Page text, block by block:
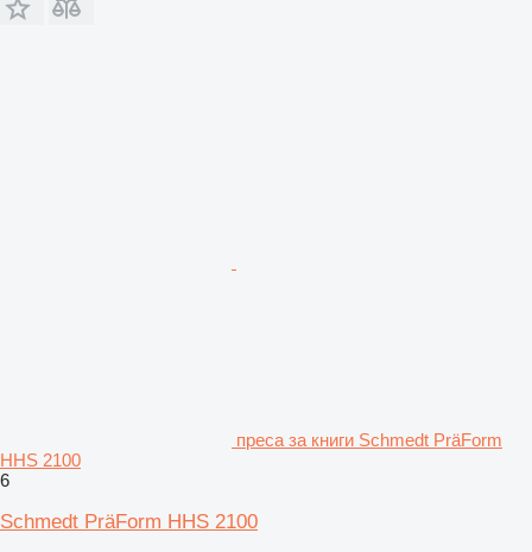
преса за книги Schmedt PräForm
HHS 2100
6
Schmedt PräForm HHS 2100